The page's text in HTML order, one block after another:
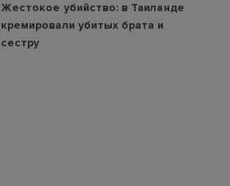
Жестокое убийство: в Таиланде
кремировали убитых брата и
сестру